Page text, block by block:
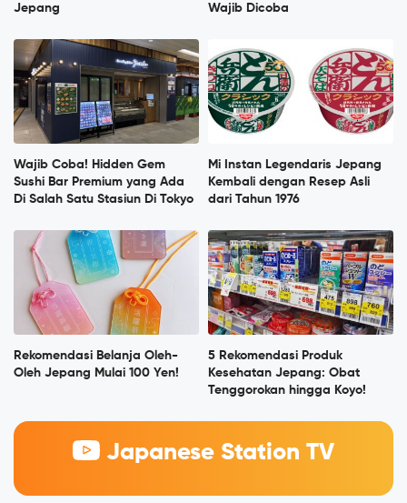
Jepang
Wajib Dicoba
Wajib Coba! Hidden Gem
Sushi Bar Premium yang Ada
Di Salah Satu Stasiun Di Tokyo
Mi Instan Legendaris Jepang
Kembali dengan Resep Asli
dari Tahun 1976
Rekomendasi Belanja Oleh-
Oleh Jepang Mulai 100 Yen!
5 Rekomendasi Produk
Kesehatan Jepang: Obat
Tenggorokan hingga Koyo!
Japanese Station TV